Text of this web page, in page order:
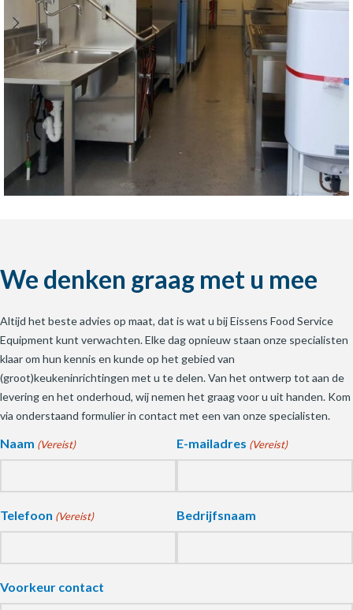
We denken graag met u mee
Altijd het beste advies op maat, dat is wat u bij Eissens Food Service
Equipment kunt verwachten. Elke dag opnieuw staan onze specialisten
klaar om hun kennis en kunde op het gebied van
(groot)keukeninrichtingen met u te delen. Van het ontwerp tot aan de
levering en het onderhoud, wij nemen het graag voor u uit handen. Kom
via onderstaand formulier in contact met een van onze specialisten.
Naam (Vereist) E-mailadres (Vereist)
Telefoon (Vereist) Bedrijfsnaam
Voorkeur contact